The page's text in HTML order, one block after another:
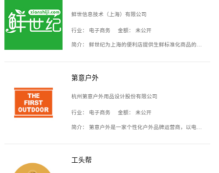
鲜世信息技术（上海）有限公司
行业： 电子商务 金额： 未公开
简介： 鲜世纪为上海的便利店提供生鲜标准化商品的供应链服务，帮商家解决生鲜采购、运营问题，帮助商家销售。平台提供的商品覆盖果蔬肉类、常温与低温奶制品、冷冻食品、零食饮料、粮油副食、居家洗护等多个品类，上架SKU3000余个。公司建立了近万平方米的仓储场地和物流配送体系，为合作商家提供快速配送服务。
第意户外
杭州第意户外用品设计股份有限公司
行业： 电子商务 金额： 未公开
简介： 第意户外是一家个性化户外品牌运营商，以电子商务为主要载体，主要从事户外产品的设计、生产、销售业务，产品包含冲锋衣、户外鞋、户外背包等。
工头帮